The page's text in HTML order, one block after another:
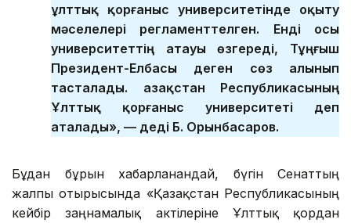
ұлттық қорғаныс университетінде оқыту
мәселелері регламенттелген. Енді осы
университеттің атауы өзгереді, Тұңғыш
Президент-Елбасы деген сөз алынып
тасталады. Қазақстан Республикасының
Ұлттық қорғаныс университеті деп
аталады», — деді Б. Орынбасаров.
Бұдан бұрын хабарланғандай, бүгін Сенаттың
жалпы отырысында «Қазақстан Республикасының
кейбір заңнамалық актілеріне Ұлттық қордан